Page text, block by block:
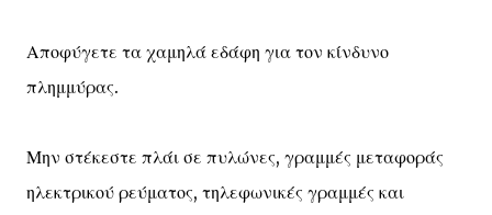
Αποφύγετε τα χαμηλά εδάφη για τον κίνδυνο
πλημμύρας.
Μην στέκεστε πλάι σε πυλώνες, γραμμές μεταφοράς
ηλεκτρικού ρεύματος, τηλεφωνικές γραμμές και